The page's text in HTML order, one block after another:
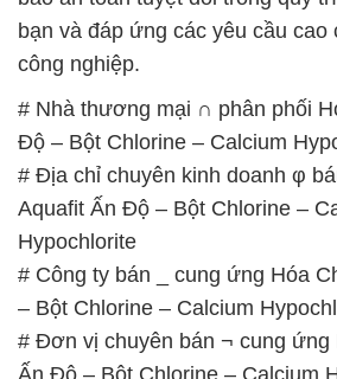
bạn và đáp ứng các yêu cầu cao
công nghiệp.
# Nhà thương mại ∩ phân phối
Độ – Bột Chlorine – Calcium
# Địa chỉ chuyên kinh doanh φ
Aquafit Ấn Độ – Bột Chlorine –
Hypochlorite
# Công ty bán _ cung ứng Hóa
– Bột Chlorine – Calcium
# Đơn vị chuyên bán ¬ cung ứng